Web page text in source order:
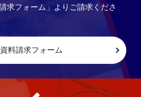
求フォーム」よりご請求くださ
資料請求フォーム